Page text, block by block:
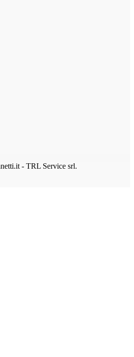
- TRL Service srl.